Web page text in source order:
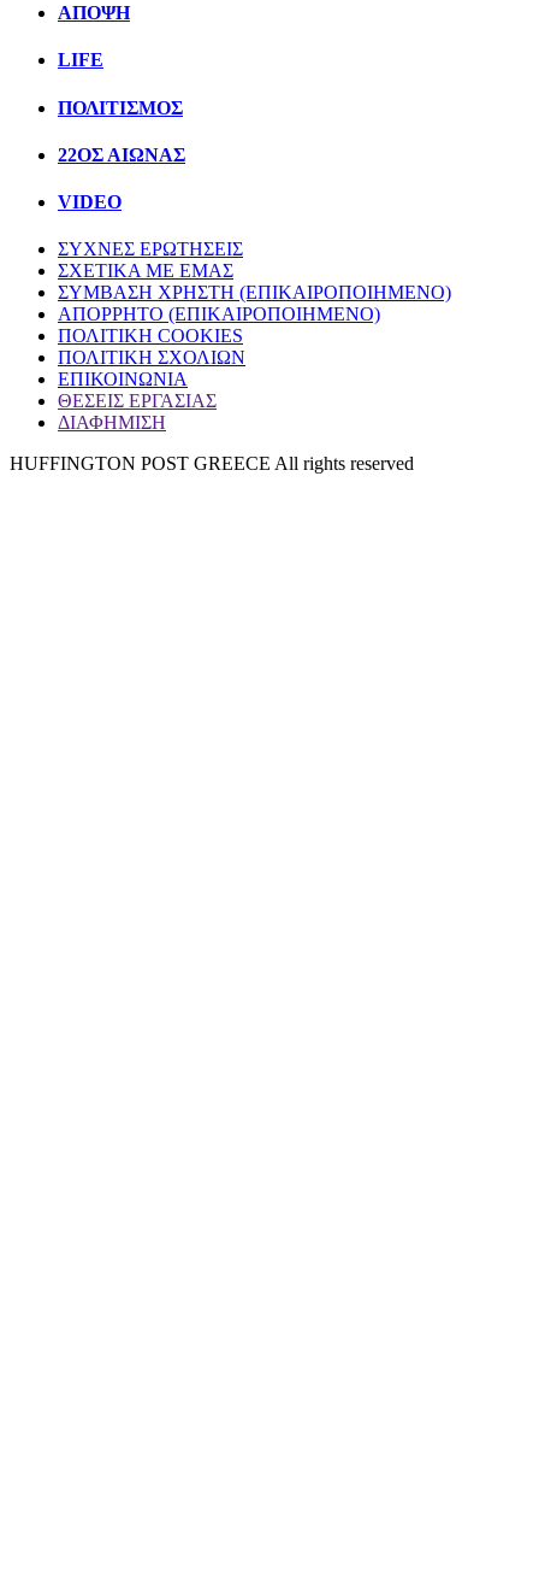
ΑΠΟΨΗ
LIFE
ΠΟΛΙΤIΣΜΟΣ
22ΟΣ ΑΙΩΝΑΣ
VIDEO
ΣΥΧΝΕΣ ΕΡΩΤΗΣΕΙΣ
ΣΧΕΤΙΚΑ ΜΕ ΕΜΑΣ
ΣΥΜΒΑΣΗ ΧΡΗΣΤΗ (ΕΠΙΚΑΙΡΟΠΟΙΗΜΕΝΟ)
ΑΠΟΡΡΗΤΟ (ΕΠΙΚΑΙΡΟΠΟΙΗΜΕΝΟ)
ΠΟΛΙΤΙΚΗ COOKIES
ΠΟΛΙΤΙΚΗ ΣΧΟΛΙΩΝ
ΕΠΙΚΟΙΝΩΝΙΑ
ΘΕΣΕΙΣ ΕΡΓΑΣΙΑΣ
ΔΙΑΦΗΜΙΣΗ
HUFFINGTON POST GREECE All rights reserved